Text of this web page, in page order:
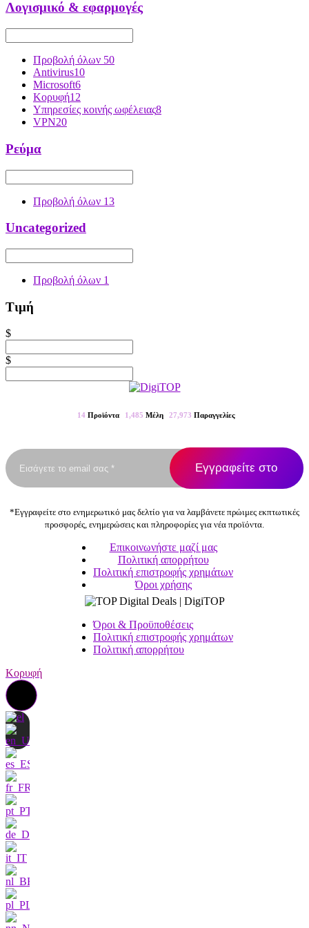
Λογισμικό & εφαρμογές
Προβολή όλων 50
Antivirus10
Microsoft6
Κορυφή12
Υπηρεσίες κοινής ωφέλειας8
VPN20
Ρεύμα
Προβολή όλων 13
Uncategorized
Προβολή όλων 1
Τιμή
$
$
14 Προϊόντα 1,485 Μέλη 27,973 Παραγγελίες
*Εγγραφείτε στο ενημερωτικό μας δελτίο για να λαμβάνετε πρώιμες εκπτωτικές
προσφορές, ενημερώσεις και πληροφορίες για νέα προϊόντα.
Επικοινωνήστε μαζί μας
Πολιτική απορρήτου
Πολιτική επιστροφής χρημάτων
Όροι χρήσης
Όροι & Προϋποθέσεις
Πολιτική επιστροφής χρημάτων
Πολιτική απορρήτου
Κορυφή
Επικοινωνήστε μαζί μας
Ενδιαφέρομαι πολύ